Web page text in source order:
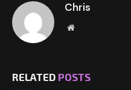
Chris
Website
RELATED POSTS